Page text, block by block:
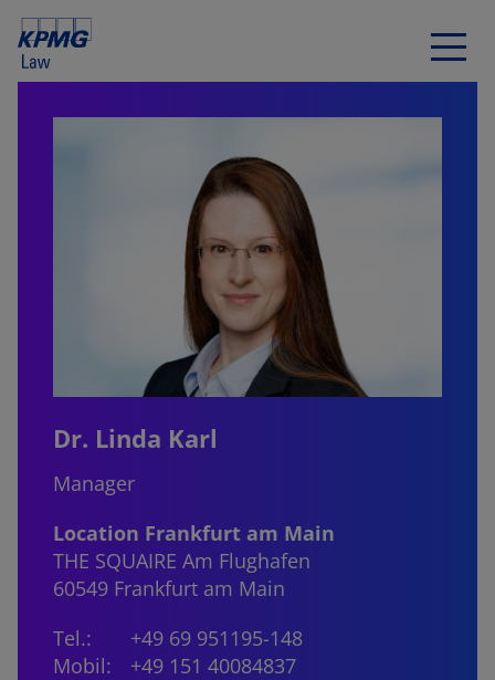
Dr. Linda Karl
Manager
Location Frankfurt am Main
THE SQUAIRE Am Flughafen
60549 Frankfurt am Main
Tel.:
+49 69 951195-148
Mobil:
+49 151 40084837